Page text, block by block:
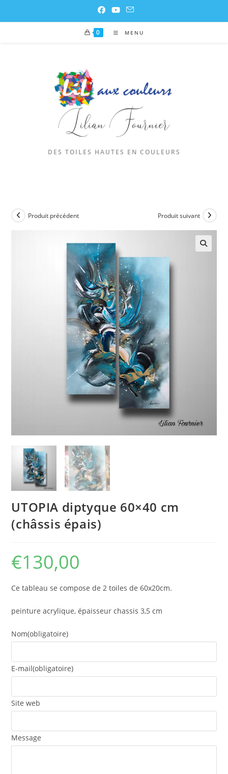
0 MENU
DES TOILES HAUTES EN COULEURS
Produit précédent Produit suivant
UTOPIA diptyque 60×40 cm
(châssis épais)
€130,00
Ce tableau se compose de 2 toiles de 60x20cm.
peinture acrylique, épaisseur chassis 3,5 cm
Nom(obligatoire)
E-mail(obligatoire)
Site web
Message